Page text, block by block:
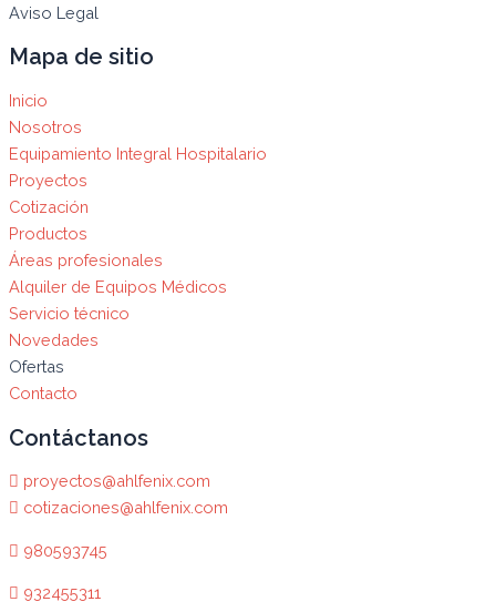
Aviso Legal
Mapa de sitio
Inicio
Nosotros
Equipamiento Integral Hospitalario
Proyectos
Cotización
Productos
Áreas profesionales
Alquiler de Equipos Médicos
Servicio técnico
Novedades
Ofertas
Contacto
Contáctanos
proyectos@ahlfenix.com
cotizaciones@ahlfenix.com
980593745
932455311